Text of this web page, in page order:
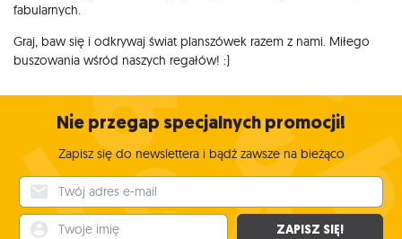
fabularnych.
Graj, baw się i odkrywaj świat planszówek razem z nami. Miłego
buszowania wśród naszych regałów! :)
Nie przegap specjalnych promocji!
Zapisz się do newslettera i bądź zawsze na bieżąco
ZAPISZ SIĘ!